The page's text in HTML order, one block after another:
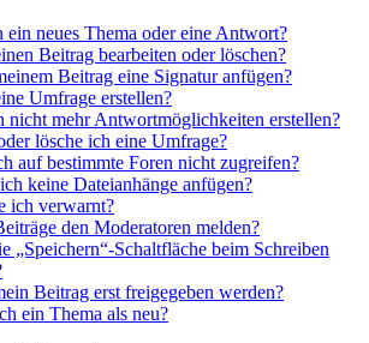
ein neues Thema oder eine Antwort?
Beitrag bearbeiten oder löschen?
Beitrag eine Signatur anfügen?
Umfrage erstellen?
nicht mehr Antwortmöglichkeiten erstellen?
lösche ich eine Umfrage?
auf bestimmte Foren nicht zugreifen?
keine Dateianhänge anfügen?
ich verwarnt?
den Moderatoren melden?
„Speichern“-Schaltfläche beim Schreiben
Beitrag erst freigegeben werden?
ein Thema als neu?